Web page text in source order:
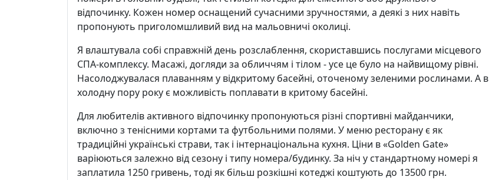
відпочинку. Кожен номер оснащений сучасними зручностями, а деякі з них навіть
пропонують приголомшливий вид на мальовничі околиці.
Я влаштувала собі справжній день розслаблення, скориставшись послугами місцевого
СПА-комплексу. Масажі, догляди за обличчям і тілом - усе це було на найвищому рівні.
Насолоджувалася плаванням у відкритому басейні, оточеному зеленими рослинами. А в
холодну пору року є можливість поплавати в критому басейні.
Для любителів активного відпочинку пропонуються різні спортивні майданчики,
включно з тенісними кортами та футбольними полями. У меню ресторану є як
традиційні українські страви, так і інтернаціональна кухня. Ціни в «Golden Gate»
варіюються залежно від сезону і типу номера/будинку. За ніч у стандартному номері я
заплатила 1250 гривень, тоді як більш розкішні котеджі коштують до 13500 грн.